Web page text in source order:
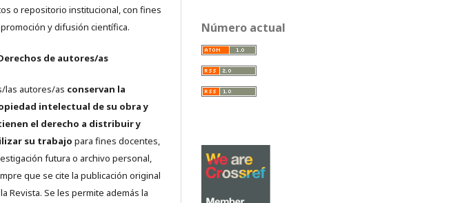
o repositorio institucional, con fines
y difusión científica.
de autores/as
las autores/as conservan la
intelectual de su obra y
el derecho a distribuir y
su trabajo para fines docentes,
futura o archivo personal,
que se cite la publicación original
Revista. Se les permite además la
Número actual